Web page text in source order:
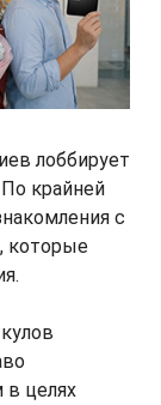
лоббирует
крайней
с
которые
в целях